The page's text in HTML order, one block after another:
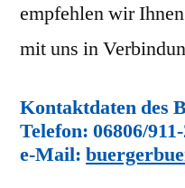
empfehlen wir
mit uns in
Kontaktdaten des
Telefon: 06806/
e-Mail: